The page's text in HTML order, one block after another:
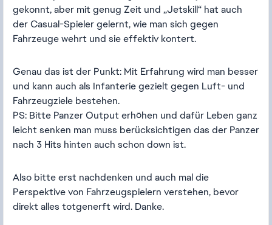
gekonnt, aber mit genug Zeit und „Jetskill“ hat auch
der Casual-Spieler gelernt, wie man sich gegen
Fahrzeuge wehrt und sie effektiv kontert.
Genau das ist der Punkt: Mit Erfahrung wird man besser
und kann auch als Infanterie gezielt gegen Luft- und
Fahrzeugziele bestehen.
PS: Bitte Panzer Output erhöhen und dafür Leben ganz
leicht senken man muss berücksichtigen das der Panzer
nach 3 Hits hinten auch schon down ist.
Also bitte erst nachdenken und auch mal die
Perspektive von Fahrzeugspielern verstehen, bevor
direkt alles totgenerft wird. Danke.